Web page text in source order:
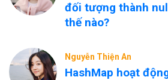
đối tượng thành
thế nào?
Nguyễn Thiện An
HashMap hoạt